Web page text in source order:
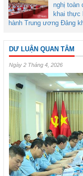
nghị toàn
khai thực
hành Trung ương Đảng
DƯ LUẬN QUAN TÂM
Ngày 2 Tháng 4, 2026